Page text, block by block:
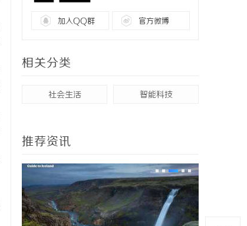
加入QQ群 官方微博
相关分类
社会生活 智能科技
推荐资讯